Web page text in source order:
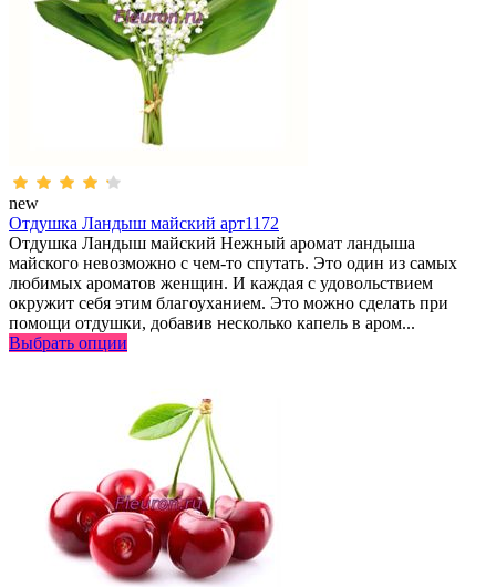
new
Отдушка Ландыш майский арт1172
Отдушка Ландыш майский Нежный аромат ландыша
майского невозможно с чем-то спутать. Это один из самых
любимых ароматов женщин. И каждая с удовольствием
окружит себя этим благоуханием. Это можно сделать при
помощи отдушки, добавив несколько капель в аром...
Выбрать опции